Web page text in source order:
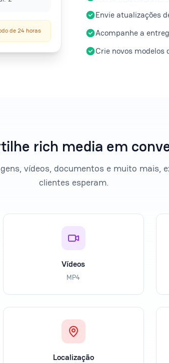
de 24 horas
Envie atualizações
Acompanhe a
Crie novos modelos
rich media em
vídeos, documentos e muito mais,
clientes esperam.
Vídeos
MP4
Localização